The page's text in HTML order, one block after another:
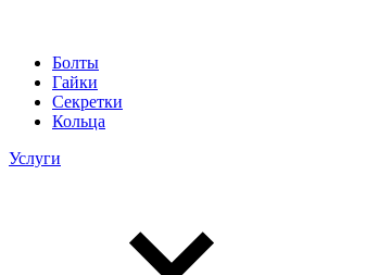
Болты
Гайки
Секретки
Кольца
Услуги